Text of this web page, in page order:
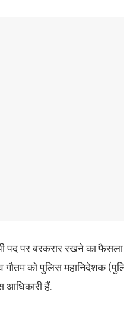
पद पर बरकरार रखने का फैसला
को पुलिस महानि‍देशक
आधिकारी हैं.